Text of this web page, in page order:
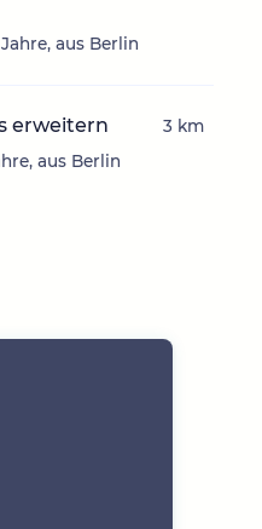
aus Berlin
erweitern
aus Berlin
3 km